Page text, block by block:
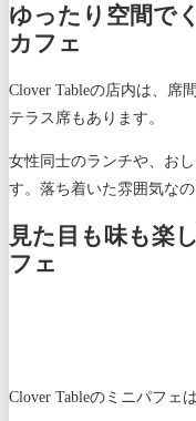
ゆったり空間で
カフェ
Clover Tableの店内は、席
テラス席もあります。
女性同士のランチや、お
す。落ち着いた雰囲気な
見た目も味も楽
フェ
Clover Tableのミニパフェ